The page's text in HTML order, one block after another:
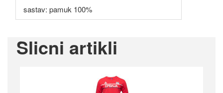
sastav: pamuk 100%
Slicni artikli